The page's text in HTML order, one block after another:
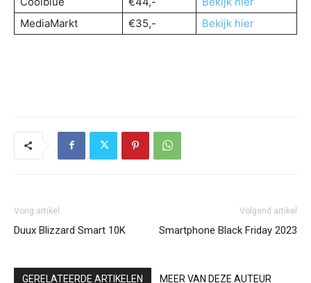
MediaMarkt
€35,- Bekijk hier
Vorig artikel
Duux Blizzard Smart 10K
Volgend artikel
Smartphone Black Friday 2023
GERELATEERDE ARTIKELEN MEER VAN DEZE AUTEUR